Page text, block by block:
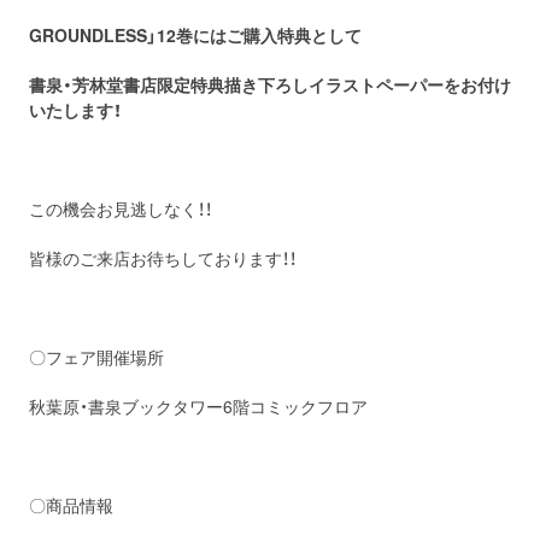
GROUNDLESS」12巻にはご購入特典として
書泉・芳林堂書店限定特典描き下ろしイラストペーパーをお付け
いたします！
この機会お見逃しなく！！
皆様のご来店お待ちしております！！
〇フェア開催場所
秋葉原・書泉ブックタワー6階コミックフロア
〇商品情報